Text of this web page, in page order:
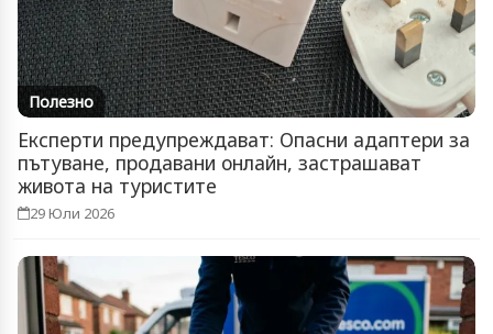
Полезно
Експерти предупреждават: Опасни адаптери за
пътуване, продавани онлайн, застрашават
живота на туристите
29 Юли 2026